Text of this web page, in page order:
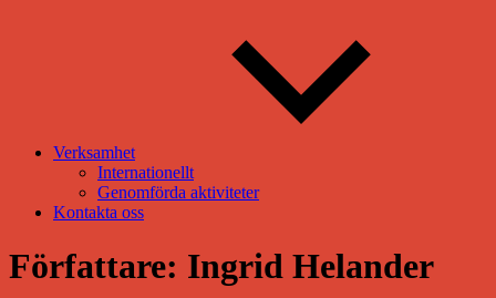
Verksamhet
Internationellt
Genomförda aktiviteter
Kontakta oss
Författare: Ingrid Helander